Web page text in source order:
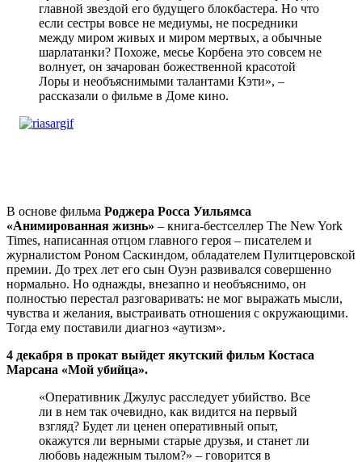
главной звездой его будущего блокбастера. Но что
если сестры вовсе не медиумы, не посредники
между миром живых и миром мертвых, а обычные
шарлатанки? Похоже, месье Корбена это совсем не
волнует, он зачарован божественной красотой
Лоры и необъяснимыми талантами Кэти», –
рассказали о фильме в Доме кино.
В основе фильма Роджера Росса Уильямса
«Анимированная жизнь» – книга-бестселлер The New York
Times, написанная отцом главного героя – писателем и
журналистом Роном Саскиндом, обладателем Пулитцеровской
премии. До трех лет его сын Оуэн развивался совершенно
нормально. Но однажды, внезапно и необъяснимо, он
полностью перестал разговаривать: не мог выражать мысли,
чувства и желания, выстраивать отношения с окружающими.
Тогда ему поставили диагноз «аутизм».
4 декабря в прокат выйдет якутский фильм Костаса
Марсана «Мой убийца».
«Оперативник Джулус расследует убийство. Все
ли в нем так очевидно, как видится на первый
взгляд? Будет ли ценен оперативный опыт,
окажутся ли верными старые друзья, и станет ли
любовь надежным тылом?» – говорится в